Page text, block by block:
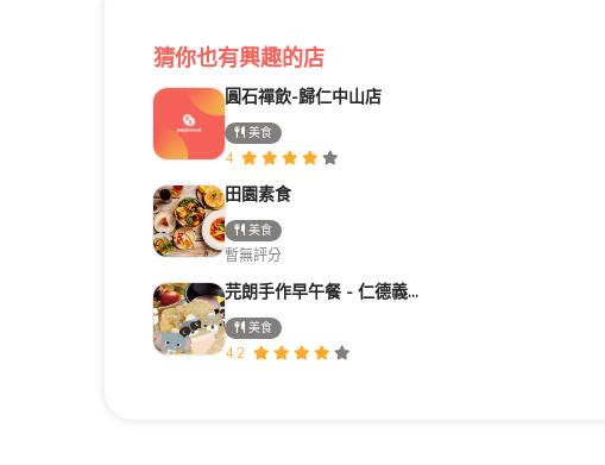
猜你也有興趣的店
圓石禪飲-歸仁中山店
美食
4
田園素食
美食
暫無評分
芫朗手作早午餐 - 仁德義林店
美食
4.2